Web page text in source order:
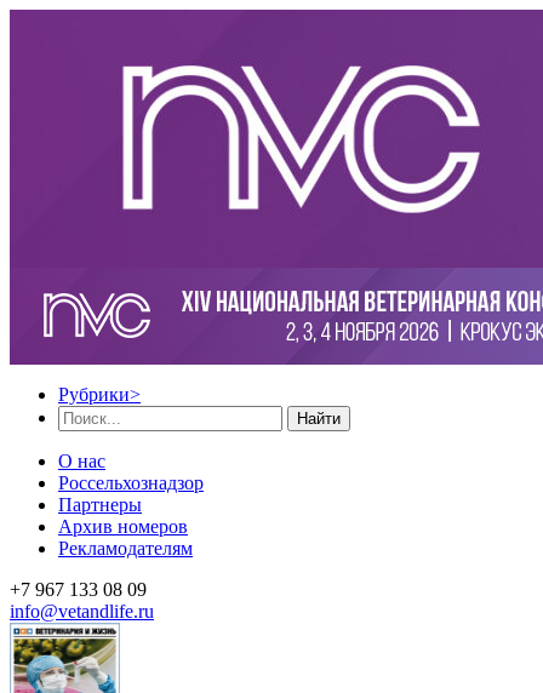
Рубрики>
Найти
О нас
Россельхознадзор
Партнеры
Архив номеров
Рекламодателям
+7 967 133 08 09
info@vetandlife.ru